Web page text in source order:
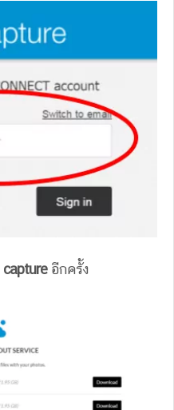
captureอีกครั้ง